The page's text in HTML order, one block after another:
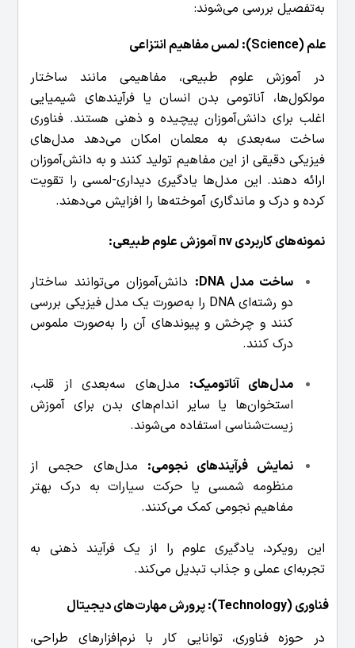
به‌تفصیل بررسی می‌شوند:
علم (Science): لمس مفاهیم انتزاعی
در آموزش علوم طبیعی، مفاهیمی مانند ساختار
مولکول‌ها، آناتومی بدن انسان یا فرآیندهای شیمیایی
اغلب برای دانش‌آموزان پیچیده و ذهنی هستند. فناوری
ساخت سه‌بعدی به معلمان امکان می‌دهد مدل‌های
فیزیکی دقیقی از این مفاهیم تولید کنند و به دانش‌آموزان
ارائه دهند. این مدل‌ها یادگیری دیداری-لمسی را تقویت
کرده و درک و ماندگاری آموخته‌ها را افزایش می‌دهند.
نمونه‌های کاربردی nv آموزش علوم طبیعی:
ساخت مدل DNA:
دانش‌آموزان می‌توانند ساختار
دو رشته‌ای DNA را به‌صورت یک مدل فیزیکی بررسی
کنند و چرخش و پیوندهای آن را به‌صورت ملموس
درک کنند.
مدل‌های آناتومیک: مدل‌های سه‌بعدی از قلب،
استخوان‌ها یا سایر اندام‌های بدن برای آموزش
زیست‌شناسی استفاده می‌شوند.
نمایش فرآیندهای نجومی: مدل‌های حجمی از
منظومه شمسی یا حرکت سیارات به درک بهتر
مفاهیم نجومی کمک می‌کنند.
این رویکرد، یادگیری علوم را از یک فرآیند ذهنی به
تجربه‌ای عملی و جذاب تبدیل می‌کند.
فناوری (Technology): پرورش مهارت‌های دیجیتال
در حوزه فناوری، توانایی کار با نرم‌افزارهای طراحی،